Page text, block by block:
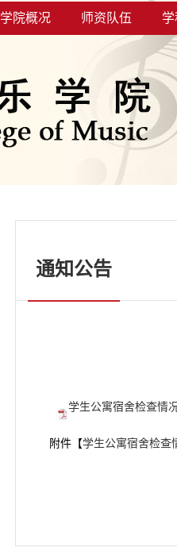
学院概况 师资队伍
通知公告
学生公寓宿舍检查情
附件【学生公寓宿舍检查